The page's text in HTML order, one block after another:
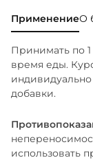
ПрименениеО
Принимать по 1
время еды.
добавки.
использовать